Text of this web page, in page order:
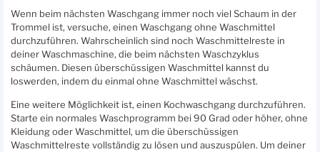
Wenn beim nächsten Waschgang immer noch viel Schaum in der
Trommel ist, versuche, einen Waschgang ohne Waschmittel
durchzuführen. Wahrscheinlich sind noch Waschmittelreste in
deiner Waschmaschine, die beim nächsten Waschzyklus
schäumen. Diesen überschüssigen Waschmittel kannst du
loswerden, indem du einmal ohne Waschmittel wäschst.
Eine weitere Möglichkeit ist, einen Kochwaschgang durchzuführen.
Starte ein normales Waschprogramm bei 90 Grad oder höher, ohne
Kleidung oder Waschmittel, um die überschüssigen
Waschmittelreste vollständig zu lösen und auszuspülen. Um deiner